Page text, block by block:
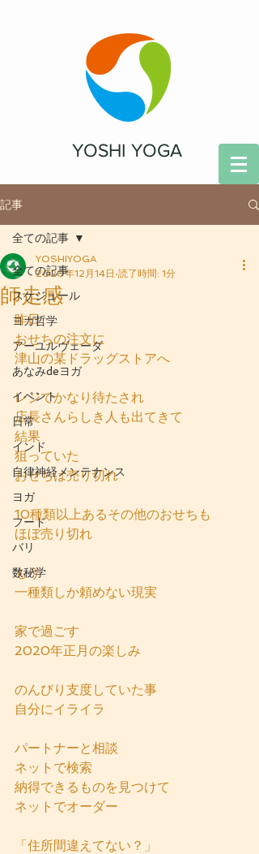
YOSHI YOGA
記事
全ての記事
スケジュール
ヨガ哲学
アーユルヴェーダ
あなみdeヨガ
イベント
日常
インド
自律神経メンテナンス
ヨガ
フード
バリ
数秘学
全ての記事
師走感
YOSHIYOGA
2020年12月14日 読了時間: 1分
昨日
おせちの注文に
津山の某ドラッグストアへ
レジでかなり待たされ
店長さんらしき人も出てきて
結果
狙っていた
おせちは売り切れ
10種類以上あるその他のおせちも
ほぼ売り切れ
もう
一種類しか頼めない現実
家で過ごす
2020年正月の楽しみ
のんびり支度していた事
自分にイライラ
パートナーと相談
ネットで検索
納得できるものを見つけて
ネットでオーダー
「住所間違えてない？」